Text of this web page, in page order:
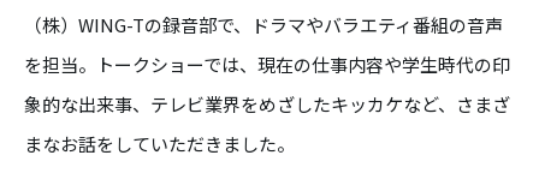
（株）WING-Tの録音部で、ドラマやバラエティ番組の音声
を担当。トークショーでは、現在の仕事内容や学生時代の印
象的な出来事、テレビ業界をめざしたキッカケなど、さまざ
まなお話をしていただきました。